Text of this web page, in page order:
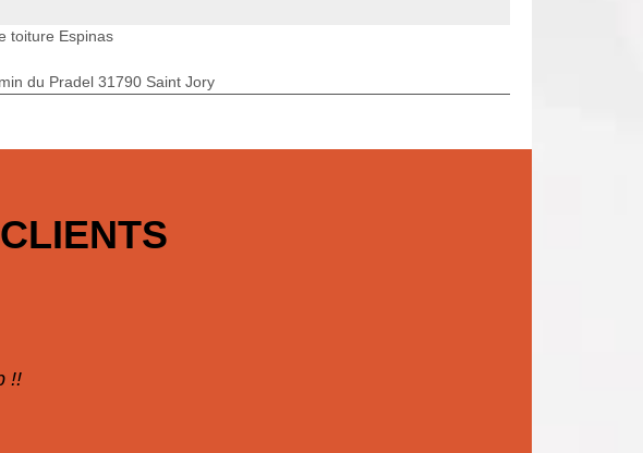
toiture Espinas
du Pradel 31790 Saint Jory
!!